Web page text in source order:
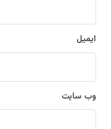
ایمیل
وب‌ سایت